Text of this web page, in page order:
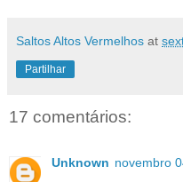
Saltos Altos Vermelhos at
Partilhar
17 comentários:
Unknown novembro